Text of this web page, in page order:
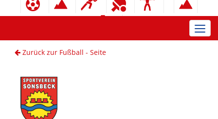
Zurück zur Fußball - Seite